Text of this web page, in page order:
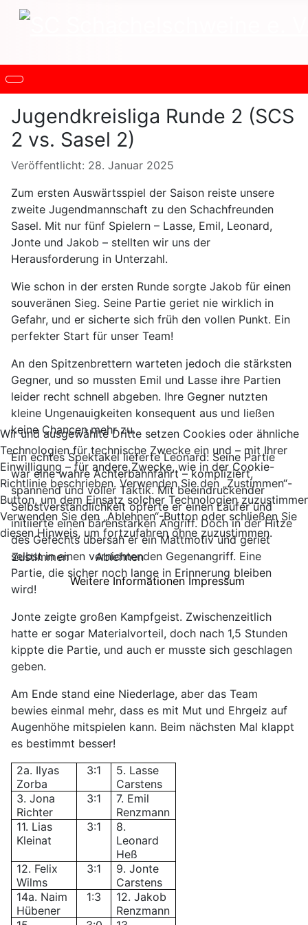
Jugendkreisliga Runde 2 (SCS
2 vs. Sasel 2)
Details
Veröffentlicht: 28. Januar 2025
Zum ersten Auswärtsspiel der Saison reiste unsere
zweite Jugendmannschaft zu den Schachfreunden
Sasel. Mit nur fünf Spielern – Lasse, Emil, Leonard,
Jonte und Jakob – stellten wir uns der
Herausforderung in Unterzahl.
Wie schon in der ersten Runde sorgte Jakob für einen
souveränen Sieg. Seine Partie geriet nie wirklich in
Gefahr, und er sicherte sich früh den vollen Punkt. Ein
perfekter Start für unser Team!
An den Spitzenbrettern warteten jedoch die stärksten
Gegner, und so mussten Emil und Lasse ihre Partien
leider recht schnell abgeben. Ihre Gegner nutzten
kleine Ungenauigkeiten konsequent aus und ließen
keine Chancen mehr zu.
Ein echtes Spektakel lieferte Leonard: Seine Partie
war eine wahre Achterbahnfahrt – kompliziert,
spannend und voller Taktik. Mit beeindruckender
Selbstverständlichkeit opferte er einen Läufer und
initiierte einen bärenstarken Angriff. Doch in der Hitze
des Gefechts übersah er ein Mattmotiv und geriet
selbst in einen vernichtenden Gegenangriff. Eine
Partie, die sicher noch lange in Erinnerung bleiben
wird!
Jonte zeigte großen Kampfgeist. Zwischenzeitlich
hatte er sogar Materialvorteil, doch nach 1,5 Stunden
kippte die Partie, und auch er musste sich geschlagen
geben.
Am Ende stand eine Niederlage, aber das Team
bewies einmal mehr, dass es mit Mut und Ehrgeiz auf
Augenhöhe mitspielen kann. Beim nächsten Mal klappt
es bestimmt besser!
2a. Ilyas
Zorba
3:1
5. Lasse
Carstens
3. Jona
Richter
3:1
7. Emil
Renzmann
11. Lias
Kleinat
3:1
8.
Leonard
Heß
12. Felix
Wilms
3:1
9. Jonte
Carstens
14a. Naim
Hübener
1:3
12. Jakob
Renzmann
Wir und ausgewählte Dritte setzen Cookies oder ähnliche
Technologien für technische Zwecke ein und – mit Ihrer
Einwilligung – für andere Zwecke, wie in der Cookie-
Richtlinie beschrieben. Verwenden Sie den „Zustimmen“-
Button, um dem Einsatz solcher Technologien
Verwenden Sie den „Ablehnen“-Button oder schließen Sie
diesen Hinweis, um fortzufahren ohne zuzustimmen.
Zustimmen
Ablehnen
Weitere Informationen Impressum